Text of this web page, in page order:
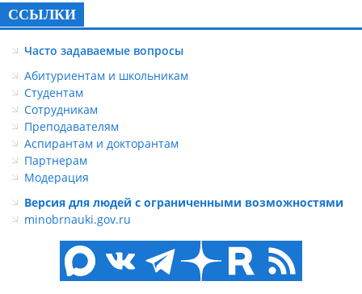
ССЫЛКИ
Часто задаваемые вопросы
Абитуриентам и школьникам
Студентам
Сотрудникам
Преподавателям
Аспирантам и докторантам
Партнерам
Модерация
Версия для людей с ограниченными возможностями
minobrnauki.gov.ru